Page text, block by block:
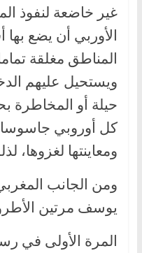
غير خاضعة لنفوذ
الأوربي أن يضع بها
المناطق مغلقة
ويستحيل عليهم
حيلة أو المخاطرة
كل أوروبي جاسوسا
ومعاينتها لغزوها،
ومن الجانب
يوسف مرتين